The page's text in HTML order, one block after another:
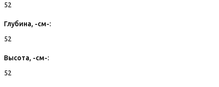
52
Глубина, -см-:
52
Высота, -см-:
52